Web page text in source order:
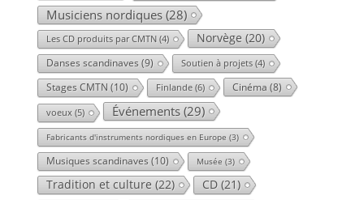
Musiciens nordiques(28)
Les CD produits par CMTN(4) Norvège (20)
Danses scandinaves (9) Soutien à projets(4)
Stages CMTN (10) Finlande(6) Cinéma (8)
voeux(5) Événements(29)
Fabricants d'instruments nordiques en Europe (3)
Musiques scandinaves (10) Musée (3)
Tradition et culture (22) CD(21)